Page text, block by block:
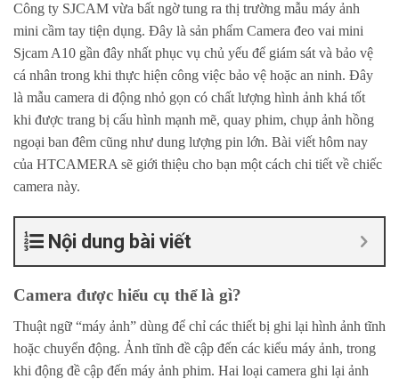
Công ty SJCAM vừa bất ngờ tung ra thị trường mẫu máy ảnh
mini cầm tay tiện dụng. Đây là sản phẩm Camera đeo vai mini
Sjcam A10 gần đây nhất phục vụ chủ yếu để giám sát và bảo vệ
cá nhân trong khi thực hiện công việc bảo vệ hoặc an ninh. Đây
là mẫu camera di động nhỏ gọn có chất lượng hình ảnh khá tốt
khi được trang bị cấu hình mạnh mẽ, quay phim, chụp ảnh hồng
ngoại ban đêm cũng như dung lượng pin lớn. Bài viết hôm nay
của HTCAMERA sẽ giới thiệu cho bạn một cách chi tiết về chiếc
camera này.
Nội dung bài viết
Camera được hiểu cụ thể là gì?
Thuật ngữ “máy ảnh” dùng để chỉ các thiết bị ghi lại hình ảnh tĩnh
hoặc chuyển động. Ảnh tĩnh đề cập đến các kiểu máy ảnh, trong
khi động đề cập đến máy ảnh phim. Hai loại camera ghi lại ảnh